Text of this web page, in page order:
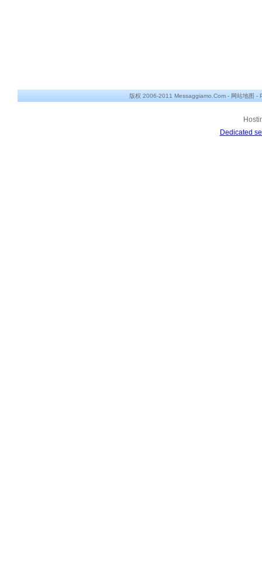
版权 2006-2011 Messaggiamo.Com - 网站地图 -
Dedicated